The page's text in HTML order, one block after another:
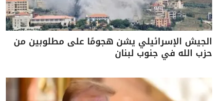
الجيش الإسرائيلي يشن هجومًا على مطلوبين من
حزب الله في جنوب لبنان